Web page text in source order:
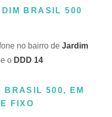
BRASIL 500
no bairro de Jardim
o DDD 14
BRASIL 500, EM
FIXO